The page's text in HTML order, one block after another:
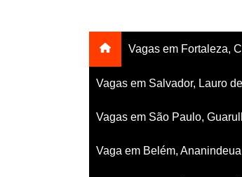
Vagas em Fortaleza,
Vagas em Salvador, Lauro
Vagas em São Paulo,
Vaga em Belém,